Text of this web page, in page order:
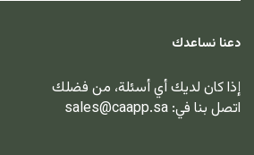
دعنا نساعدك
إذا كان لديك أي أسئلة، من فضلك
اتصل بنا في: sales@caapp.sa